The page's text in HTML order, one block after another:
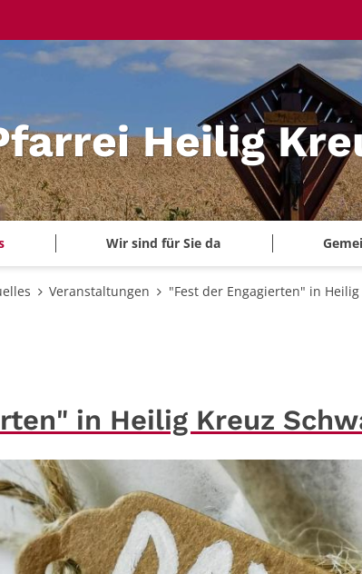
Heilig
Wir sind für Sie da
Veranstaltungen "Fest der Engagierten" in
in Heilig Kreuz